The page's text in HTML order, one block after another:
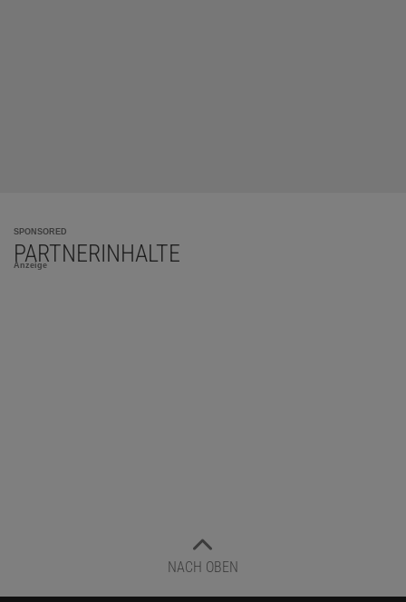
SPONSORED
PARTNERINHALTE
Anzeige
NACH OBEN